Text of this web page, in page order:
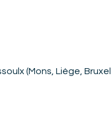
(Mons, Liège,